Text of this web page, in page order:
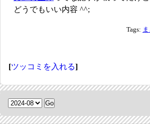
どうでもいい内容 ^^;
Tags:
[ツッコミを入れる]